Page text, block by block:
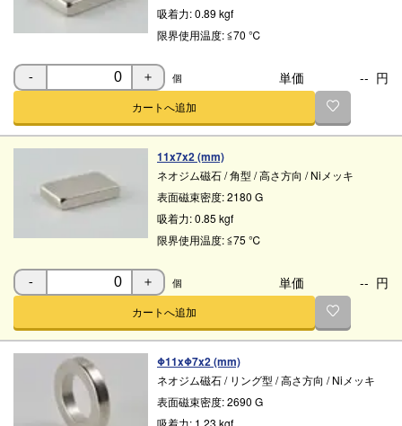
吸着力:0.89 kgf
限界使用温度:≦70 ℃
- ＋ 個 単価 -- 円
カートへ追加
11x7x2 (mm)
ネオジム磁石/角型 /高さ方向 / Niメッキ
表面磁束密度:2180 G
吸着力:0.85 kgf
限界使用温度:≦75 ℃
- ＋ 個 単価 -- 円
カートへ追加
Φ11xΦ7x2 (mm)
ネオジム磁石/ リング型 /高さ方向 / Niメッキ
表面磁束密度:2690 G
吸着力: 1.23 kgf